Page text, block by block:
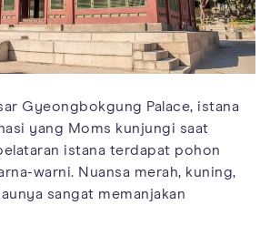
Gyeongbokgung Palace, istana
yang Moms kunjungi saat
istana terdapat pohon
warni. Nuansa merah, kuning,
sangat memanjakan